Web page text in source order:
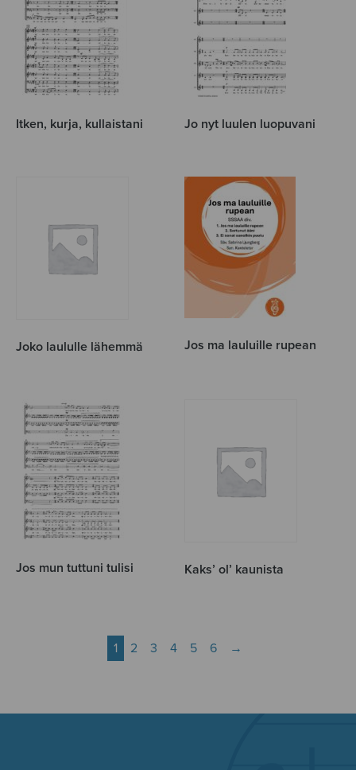
Itken, kurja, kullaistani Jo nyt luulen luopuvani
Joko laululle lähemmä Jos ma lauluille rupean
Jos mun tuttuni tulisi Kaks’ ol’ kaunista
1 2 3 4 5 6 →